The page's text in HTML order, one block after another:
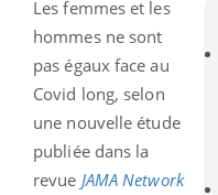
Les femmes et les
hommes ne sont
pas égaux face au
Covid long, selon
une nouvelle étude
publiée dans la
revue JAMA Network